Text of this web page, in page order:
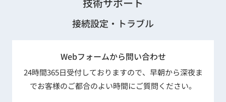
接続設定・トラブル
Webフォームから問い合わせ
24時間365日受付しておりますので、早朝から深夜ま
でお客様のご都合のよい時間にご質問ください。